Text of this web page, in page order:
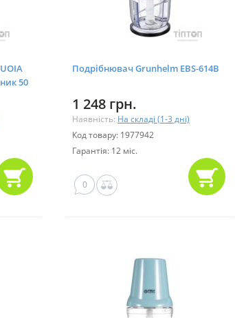
50
Подрібнювач Grunhelm EBS-614В
1 248 грн.
Наявність: На складі (1-3 дні)
Код товару: 1977942
Гарантія: 12 міс.
0